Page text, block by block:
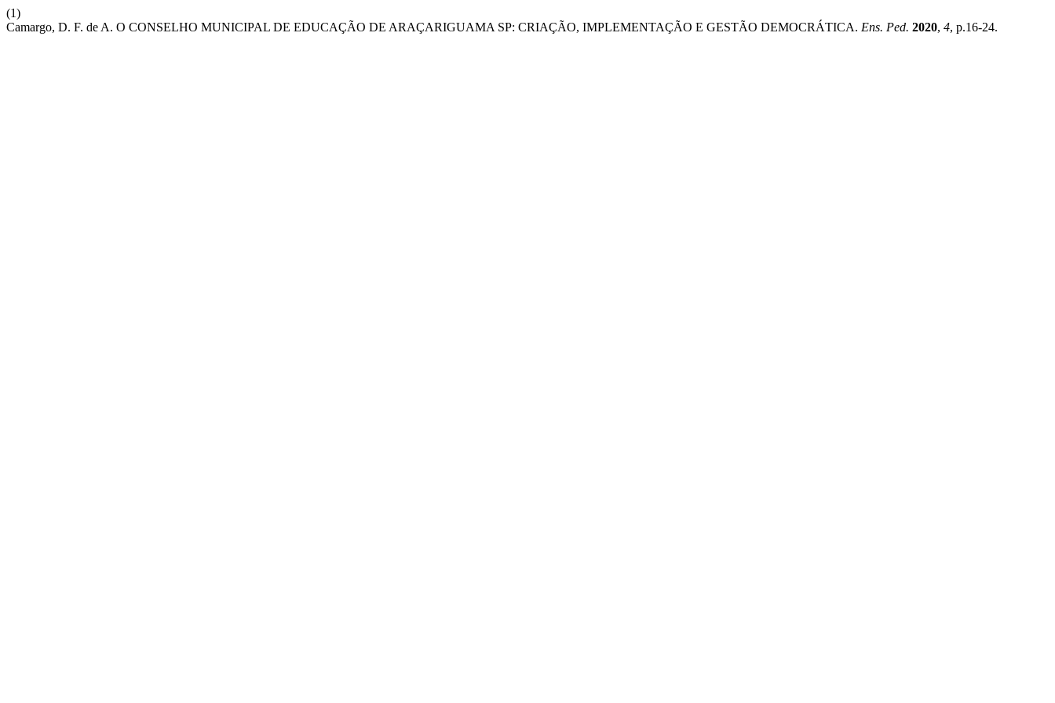
(1)
Camargo, D. F. de A. O CONSELHO MUNICIPAL DE EDUCAÇÃO DE ARAÇARIGUAMA SP: CRIAÇÃO, IMPLEMENTAÇÃO E GESTÃO DEMOCRÁTICA. Ens. Ped. 2020, 4, p.16-24.